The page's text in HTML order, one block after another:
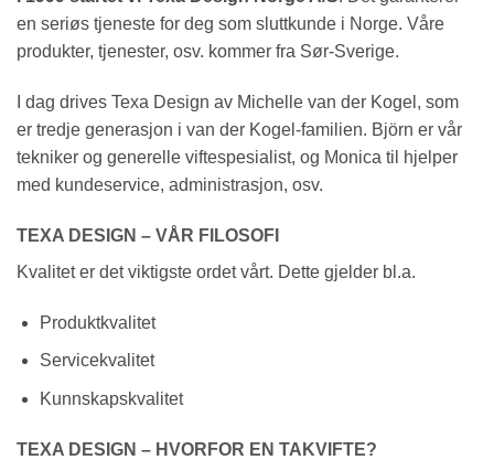
en seriøs tjeneste for deg som sluttkunde i Norge. Våre
produkter, tjenester, osv. kommer fra Sør-Sverige.
I dag drives Texa Design av Michelle van der Kogel, som
er tredje generasjon i van der Kogel-familien. Björn er vår
tekniker og generelle viftespesialist, og Monica til hjelper
med kundeservice, administrasjon, osv.
TEXA DESIGN – VÅR FILOSOFI
Kvalitet er det viktigste ordet vårt. Dette gjelder bl.a.
Produktkvalitet
Servicekvalitet
Kunnskapskvalitet
TEXA DESIGN – HVORFOR EN TAKVIFTE?